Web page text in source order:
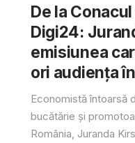
De la
Digi24:
emisiunea
ori audiența
Economistă întoarsă
bucătărie și
România, Juranda